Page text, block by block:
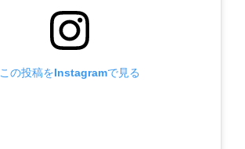
この投稿をInstagramで見る